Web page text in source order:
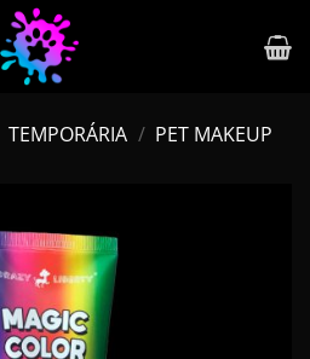
TEMPORÁRIA / PET MAKEUP